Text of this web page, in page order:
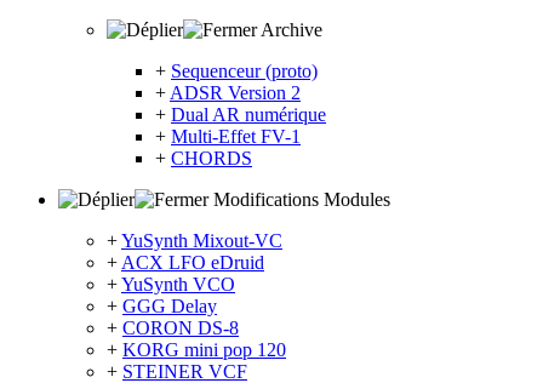
Archive
+ Sequenceur (proto)
+ ADSR Version 2
+ Dual AR numérique
+ Multi-Effet FV-1
+ CHORDS
Modifications Modules
+YuSynth Mixout-VC
+ ACX LFO eDruid
+YuSynth VCO
+ GGG Delay
+ CORON DS-8
+ KORG mini pop 120
+ STEINER VCF